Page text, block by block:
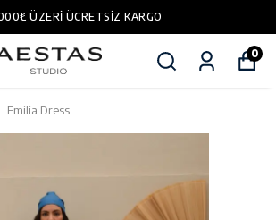
ÜZERI ÜCRETSIZ KARGO
0
Emilia Dress